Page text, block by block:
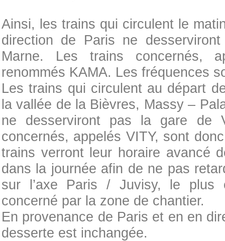
Ainsi, les trains qui circulent le
direction de Paris ne
Marne. Les trains concernés,
renommés KAMA. Les fréquences
Les trains qui circulent au départ
la vallée de la Bièvres, Massy –
ne desserviront pas la gare de
concernés, appelés VITY, sont
trains verront leur horaire avancé
dans la journée afin de ne pas
sur l’axe Paris / Juvisy, le
concerné par la zone de chantier.
En provenance de Paris et en en
desserte est inchangée.